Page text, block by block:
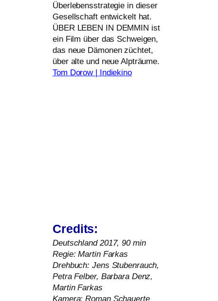
Überlebensstrategie in die­ser
Gesellschaft ent­wi­ckelt hat.
ÜBER LEBEN IN DEMMIN ist
ein Film über das Schweigen,
das neue Dämonen züch­tet,
über alte und neue Alpträume.
Tom Dorow | Indiekino
Credits:
Deutschland 2017, 90 min
Regie: Martin Farkas
Drehbuch: Jens Stubenrauch,
Petra Felber, Barbara Denz,
Martin Farkas
Kamera: Roman Schauerte